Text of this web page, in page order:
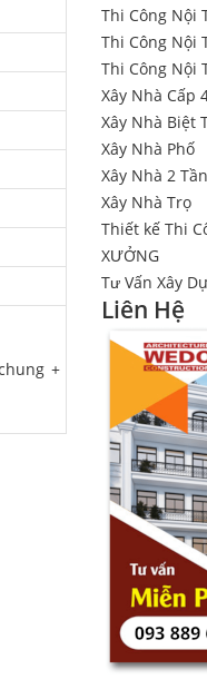
+
Thi Công Nội
Thi Công Nội
Thi Công Nội
Xây Nhà Cấp
Xây Nhà Biệt
Xây Nhà Phố
Xây Nhà 2
Xây Nhà Trọ
Thiết kế Thi
XƯỞNG
Tư Vấn Xây
Liên Hệ